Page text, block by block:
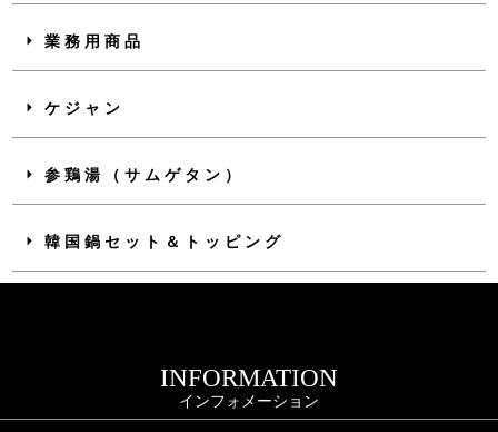
業務用商品
ケジャン
参鶏湯（サムゲタン）
韓国鍋セット＆トッピング
INFORMATION
インフォメーション